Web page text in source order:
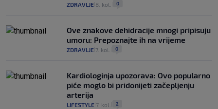
ZDRAVLJE 8. kol. 0
Ove znakove dehidracije mnogi pripisuju
umoru: Prepoznajte ih na vrijeme
ZDRAVLJE 7. kol. 0
Kardiologinja upozorava: Ovo popularno
piće moglo bi pridonijeti začepljenju
arterija
LIFESTYLE 7. kol. 2